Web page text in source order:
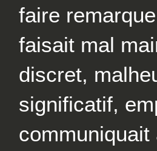
faire
faisait mal
discret,
significatif,